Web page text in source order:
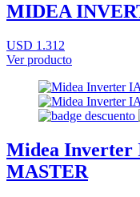
MIDEA
USD 1.312
Ver producto
Midea Inverter
MASTER